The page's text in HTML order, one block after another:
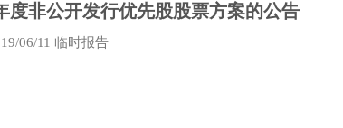
度非公开发行优先股股票方案的公告
06/11 临时报告